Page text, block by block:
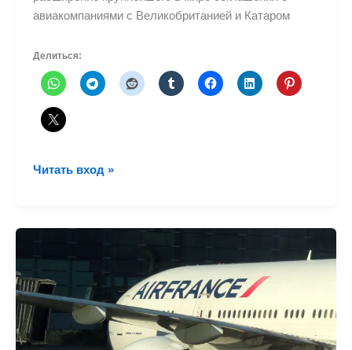
авиакомпаниями с Великобританией и Катаром
Делиться:
Iberia
рейсах
Доху
Читать вход »